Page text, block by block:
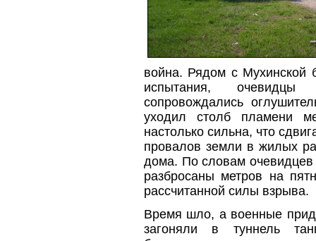
война. Рядом с Мухинской
испытания, очевидцы
сопровождались
уходил столб пламени
настолько сильна, что
провалов земли в жилых
дома. По словам
разбросаны метров на
рассчитанной силы взрыва.
Время шло, а военные
загоняли в туннель